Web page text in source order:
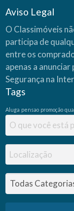
Aviso Legal
O Classimóveis
participa de
entre os
apenas a
Segurança na
Tags
Aluga pensao promoção